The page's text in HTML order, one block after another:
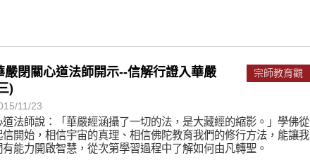
嚴閉關心道法師開示--信解行證入華嚴
)
11/23
道法師說：「華嚴經涵攝了一切的法，是大藏經的縮影。」學佛從
信開始，相信宇宙的真理、相信佛陀教育我們的修行方法，能讓我
有能力開啟智慧，從次第學習過程中了解如何由凡轉聖。
宗師教育觀